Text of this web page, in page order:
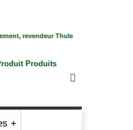
revendeur Thule
Produits
+